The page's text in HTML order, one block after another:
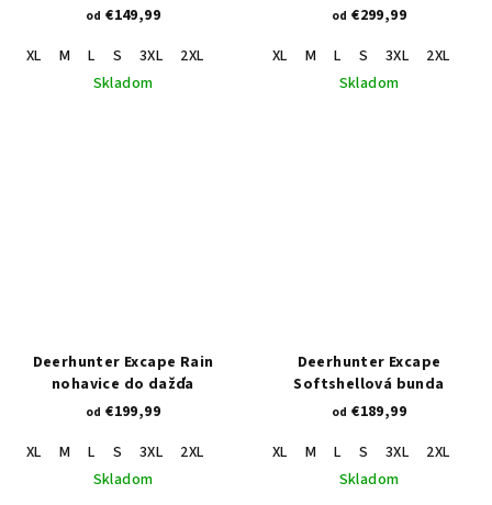
od €149,99
XL
M L S 3XL
2XL
Skladom
od €299,99
XL
M L S 3XL
2XL
Skladom
Deerhunter Excape Rain
nohavice do dažďa
od €199,99
XL
M L S 3XL
2XL
Skladom
Deerhunter Excape
Softshellová bunda
od €189,99
XL
M L S 3XL
2XL
Skladom